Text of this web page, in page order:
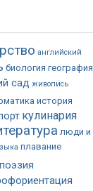
английский
биология география
сад живопись
история
кулинария
люди и
плавание
поэзия